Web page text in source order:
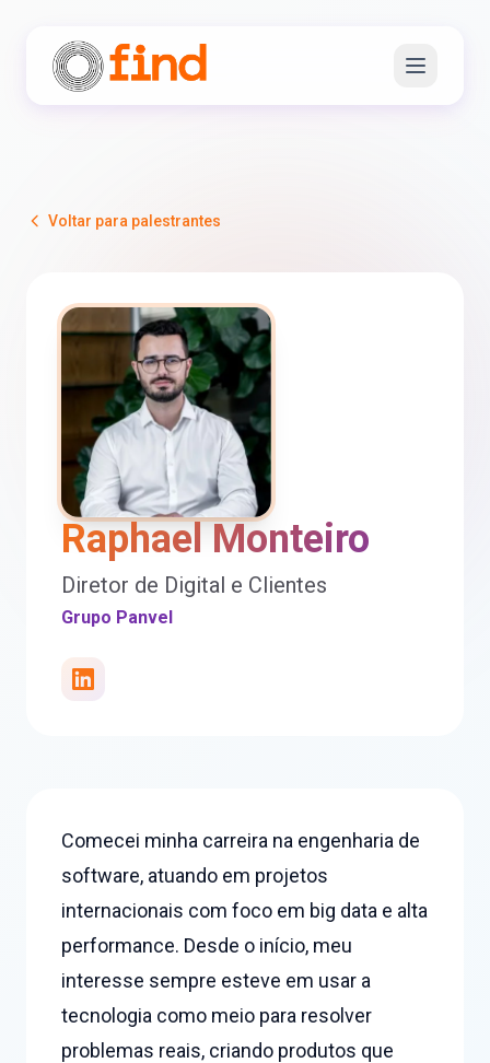
Voltar para palestrantes
Raphael Monteiro
Diretor de Digital e Clientes
Grupo Panvel
Comecei minha carreira na engenharia de
software, atuando em projetos
internacionais com foco em big data e alta
performance. Desde o início, meu
interesse sempre esteve em usar a
tecnologia como meio para resolver
problemas reais, criando produtos que